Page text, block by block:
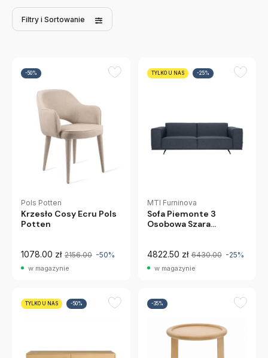
Filtry i Sortowanie
-50%
Pols Potten
Krzesło Cosy Ecru Pols
Potten
1078.00 zł 2156.00 -50%
w magazynie
TYLKO U NAS -25%
MTI Furninova
Sofa Piemonte 3
Osobowa Szara
4822.50 zł 6430.00 -25%
w magazynie
TYLKO U NAS -50% -35%